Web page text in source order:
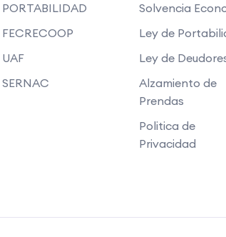
PORTABILIDAD
FECRECOOP
UAF
SERNAC
Solvencia
Ley de
Ley de
Alzamiento de
Prendas
Politica de
Privacidad